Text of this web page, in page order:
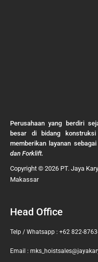
Perusahaan yang berdiri
besar di bidang
memberikan layanan
dan Forklift.
Copyright © 2026 PT. Jaya
Makassar
Head Office
Telp / Whatsapp : +62 822-
Email :